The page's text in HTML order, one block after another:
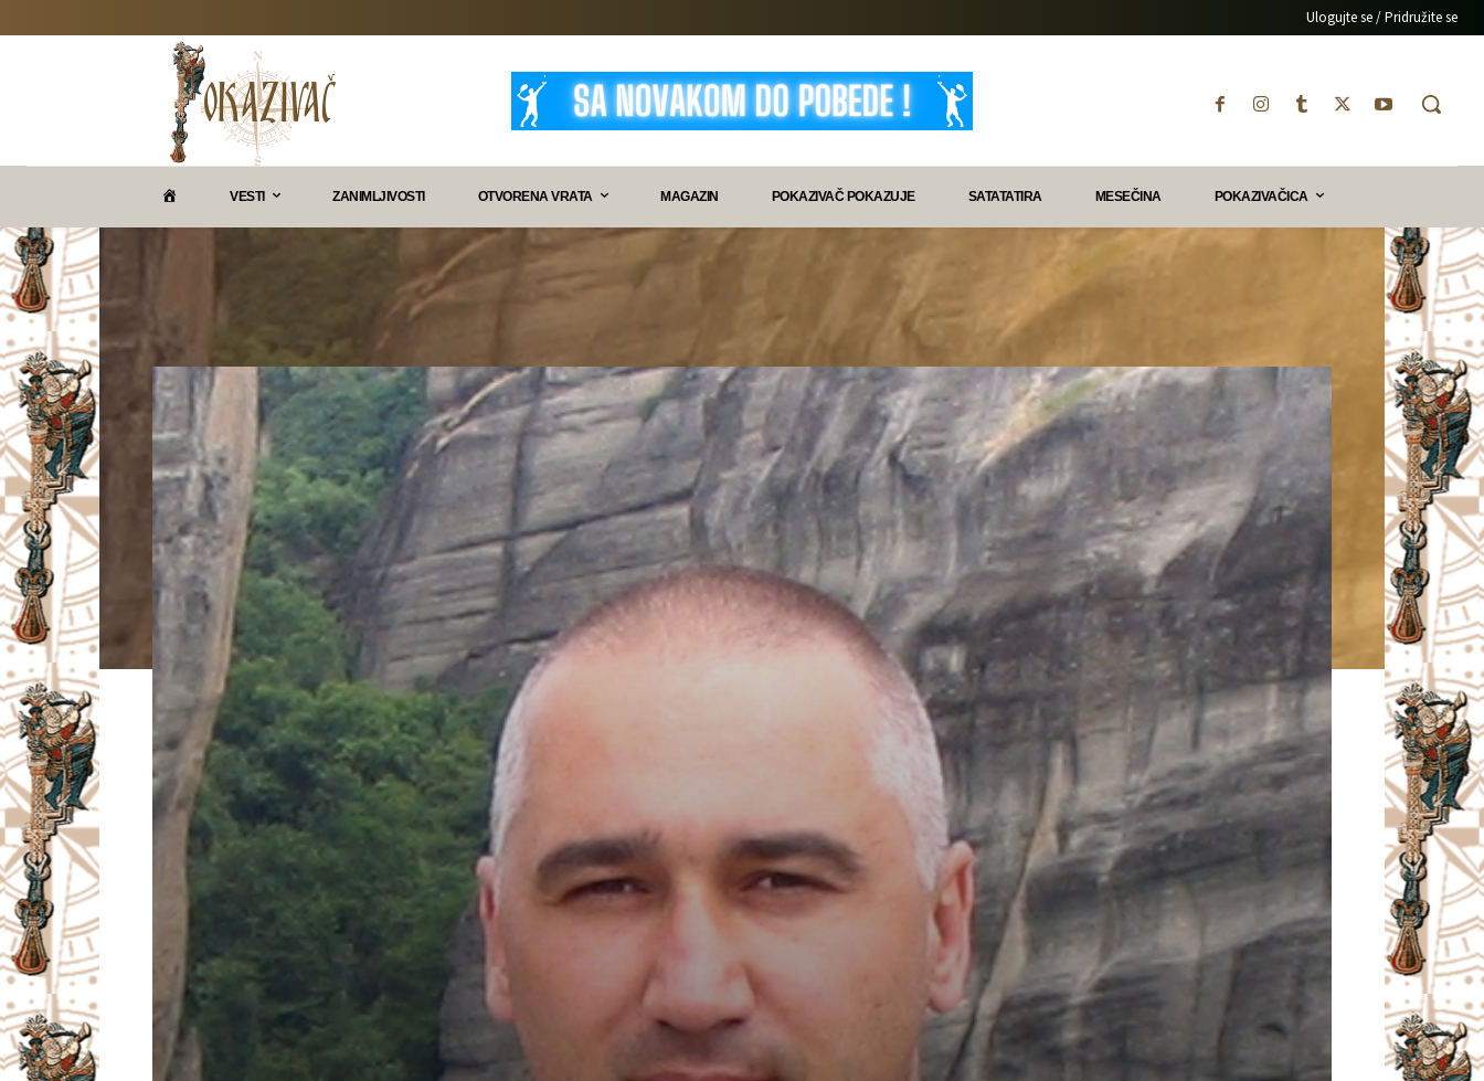
Ulogujte se / Pridružite se
Z
VESTI ZANIMLJIVOSTI OTVORENA VRATA MAGAZIN POKAZIVAČ POKAZUJE SATATATIRA MESEČINA POKAZIVAČICA